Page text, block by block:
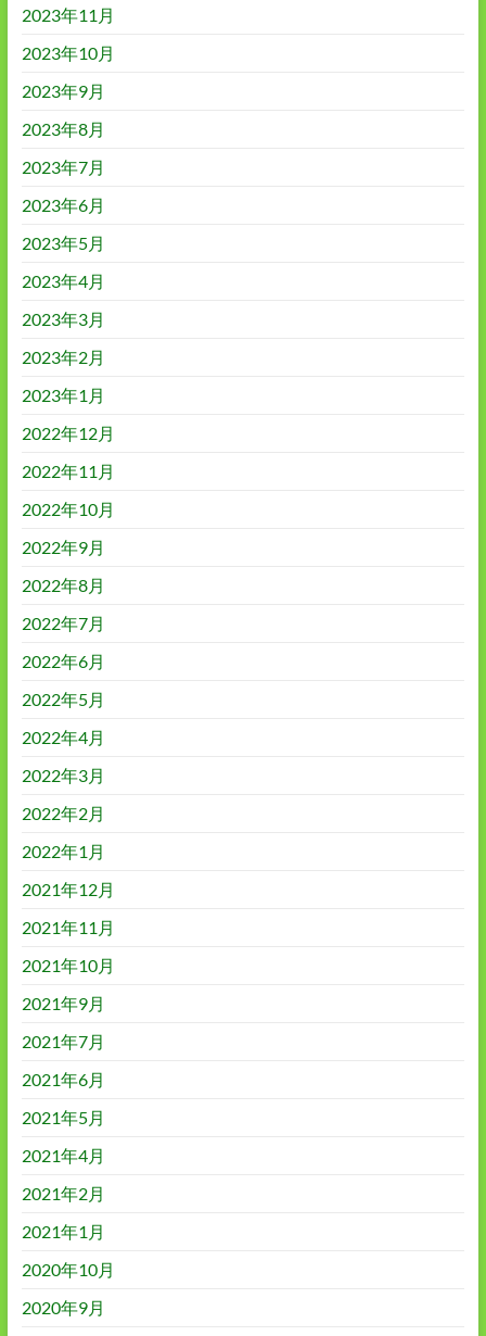
2023年11月
2023年10月
2023年9月
2023年8月
2023年7月
2023年6月
2023年5月
2023年4月
2023年3月
2023年2月
2023年1月
2022年12月
2022年11月
2022年10月
2022年9月
2022年8月
2022年7月
2022年6月
2022年5月
2022年4月
2022年3月
2022年2月
2022年1月
2021年12月
2021年11月
2021年10月
2021年9月
2021年7月
2021年6月
2021年5月
2021年4月
2021年2月
2021年1月
2020年10月
2020年9月